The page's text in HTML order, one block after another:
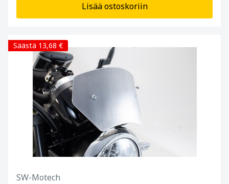
Lisää ostoskoriin
Säästä 13,68 €
SW-Motech